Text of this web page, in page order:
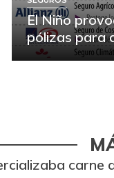
El Niño
pólizas para
carne